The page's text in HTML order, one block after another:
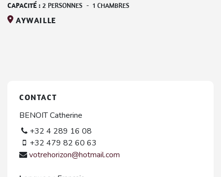
CAPACITÉ : 2 PERSONNES - 1 CHAMBRES
AYWAILLE
CONTACT
BENOIT Catherine
+32 4 289 16 08
+32 479 82 60 63
votrehorizon@hotmail.com